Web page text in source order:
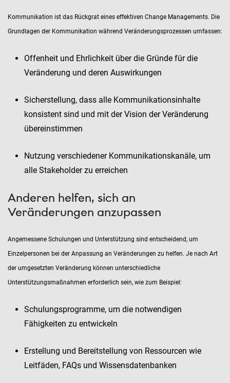
Kommunikation ist das Rückgrat eines effektiven Change Managements. Die
Grundlagen der Kommunikation während Veränderungsprozessen umfassen:
Offenheit und Ehrlichkeit über die Gründe für die
Veränderung und deren Auswirkungen
Sicherstellung, dass alle Kommunikationsinhalte
konsistent sind und mit der Vision der Veränderung
übereinstimmen
Nutzung verschiedener Kommunikationskanäle, um
alle Stakeholder zu erreichen
Anderen helfen, sich an
Veränderungen anzupassen
Angemessene Schulungen und Unterstützung sind entscheidend, um
Einzelpersonen bei der Anpassung an Veränderungen zu helfen. Je nach Art
der umgesetzten Veränderung können unterschiedliche
Unterstützungsmaßnahmen erforderlich sein, wie zum Beispiel:
Schulungsprogramme, um die notwendigen
Fähigkeiten zu entwickeln
Erstellung und Bereitstellung von Ressourcen wie
Leitfäden, FAQs und Wissensdatenbanken